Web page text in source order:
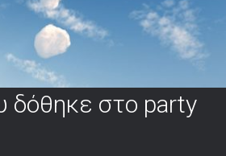
δόθηκε στο party